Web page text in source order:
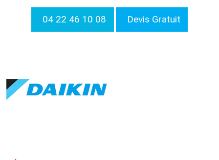
04 22 46 10 08 Devis Gratuit